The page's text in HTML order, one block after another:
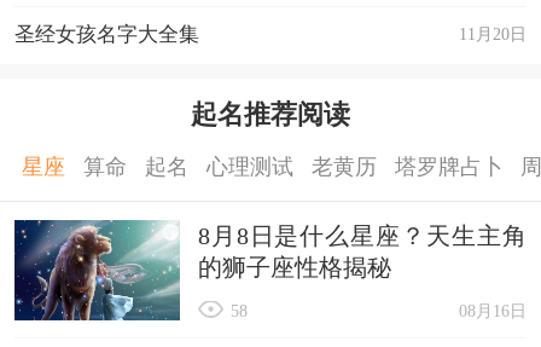
11月20日
圣经女孩名字大全集
起名推荐阅读
星座 算命 起名 心理测试 老黄历 塔罗牌占卜
8月8日是什么星座？天生主角
的狮子座性格揭秘
08月16日
58